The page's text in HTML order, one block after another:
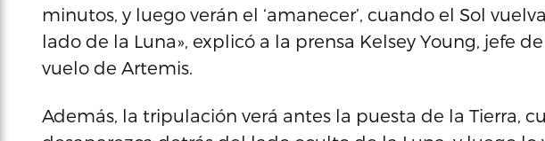
minutos, y luego verán el ‘amanecer’, cuando el Sol
lado de la Luna», explicó a la prensa Kelsey Young, jefe
vuelo de Artemis.
Además, la tripulación verá antes la puesta de la Tierra,